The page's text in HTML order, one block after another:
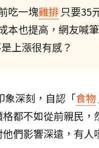
吃一塊雞排 只要35
本也提高，網友喊
上漲很有感？
象深刻，自認「食物
都不如從前親民，
們影響深遠，有